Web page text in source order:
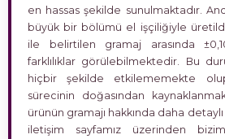
en hassas şekilde sunulmaktadır.
büyük bir bölümü el işçiliğiyle
ile belirtilen gramaj arasında
farklılıklar görülebilmektedir. Bu
hiçbir şekilde etkilememekte
sürecinin doğasından
ürünün gramajı hakkında daha
iletişim sayfamız üzerinden